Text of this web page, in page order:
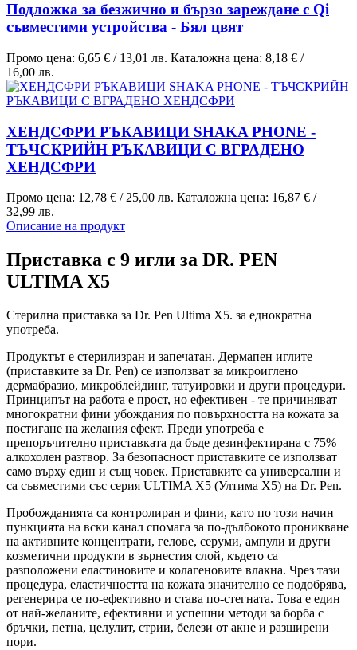
Подложка за безжично и бързо зареждане с Qi
съвместими устройства - Бял цвят
Промо цена: 6,65 € / 13,01 лв. Каталожна цена: 8,18 € /
16,00 лв.
ХЕНДСФРИ РЪКАВИЦИ SHAKA PHONE -
ТЪЧСКРИЙН РЪКАВИЦИ С ВГРАДЕНО
ХЕНДСФРИ
Промо цена: 12,78 € / 25,00 лв. Каталожна цена: 16,87 € /
32,99 лв.
Описание на продукт
Приставка с 9 игли за DR. PEN
ULTIMA X5
Стерилна приставка за Dr. Pen Ultima X5. за еднократна
употреба.
Продуктът е стерилизран и запечатан. Дермапен иглите
(приставките за Dr. Pen) се използват за микроиглено
дермабразио, микроблейдинг, татуировки и други процедури.
Принципът на работа е прост, но ефективен - те причиняват
многократни фини убождания по повърхността на кожата за
постигане на желания ефект. Преди употреба е
препоръчително приставката да бъде дезинфектирана с 75%
алкохолен разтвор. За безопасност приставките се използват
само върху един и същ човек. Приставките са универсални и
са съвместими със серия ULTIMA X5 (Ултима X5) на Dr. Pen.
Пробожданията са контролиран и фини, като по този начин
пункцията на вски канал спомага за по-дълбокото проникване
на активните концентрати, гелове, серуми, ампули и други
козметични продукти в зърнестия слой, където са
разположени еластиновите и колагеновите влакна. Чрез тази
процедура, еластичността на кожата значително се подобрява,
регенерира се по-ефективно и става по-стегната. Това е един
от най-желаните, ефективни и успешни методи за борба с
бръчки, петна, целулит, стрии, белези от акне и разширени
пори.